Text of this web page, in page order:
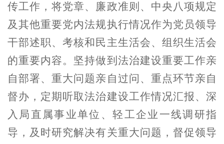
传工作，将党章、廉政准则、中央八项规定
及其他重要党内法规执行情况作为党员领导
干部述职、考核和民主生活会、组织生活会
的重要内容。坚持做到法治建设重要工作亲
自部署、重大问题亲自过问、重点环节亲自
督办，定期听取法治建设工作情况汇报、深
入局直属事业单位、轻工企业一线调研指
导，及时研究解决有关重大问题，督促领导